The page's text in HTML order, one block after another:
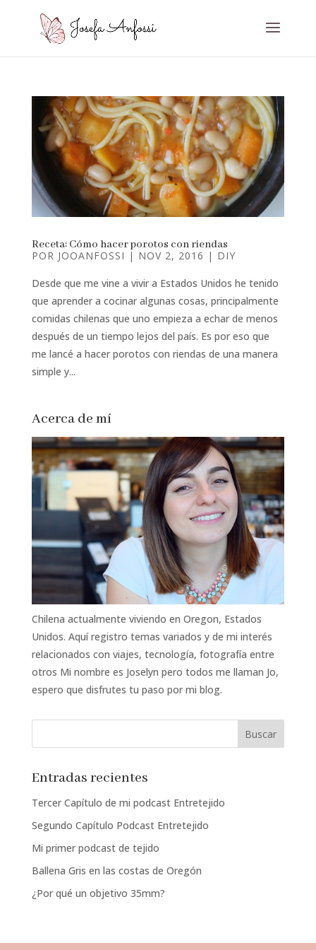
Receta: Cómo hacer porotos con riendas
POR JOOANFOSSI | NOV 2, 2016 | DIY
Desde que me vine a vivir a Estados Unidos he tenido
que aprender a cocinar algunas cosas, principalmente
comidas chilenas que uno empieza a echar de menos
después de un tiempo lejos del país. Es por eso que
me lancé a hacer porotos con riendas de una manera
simple y...
Acerca de mí
Chilena actualmente viviendo en Oregon, Estados
Unidos. Aquí registro temas variados y de mi interés
relacionados con viajes, tecnología, fotografía entre
otros Mi nombre es Joselyn pero todos me llaman Jo,
espero que disfrutes tu paso por mi blog.
Entradas recientes
Tercer Capítulo de mi podcast Entretejido
Segundo Capítulo Podcast Entretejido
Mi primer podcast de tejido
Ballena Gris en las costas de Oregón
¿Por qué un objetivo 35mm?